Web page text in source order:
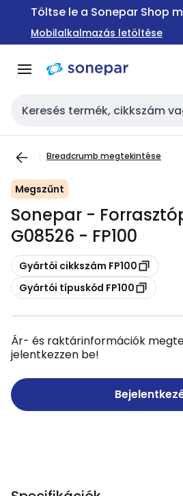
Ugrás a
Ugrás a
tartalomra
Töltse le a Sonepar Shop
Mobilalkalmazás letöltése
Keresési bemenet
Breadcrumb megtekintése
Megszűnt
Sonepar -
G08526 - FP100
Másolás
Gyártói cikkszám FP100
Másolás
Gyártói típuskód FP100
Ár- és raktárinformációk
jelentkezzen be!